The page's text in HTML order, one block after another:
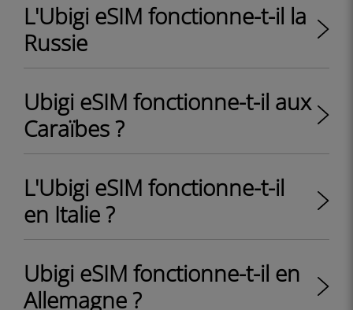
L'Ubigi eSIM fonctionne-t-il la
Russie
Ubigi eSIM fonctionne-t-il aux
Caraïbes ?
L'Ubigi eSIM fonctionne-t-il
en Italie ?
Ubigi eSIM fonctionne-t-il en
Allemagne ?